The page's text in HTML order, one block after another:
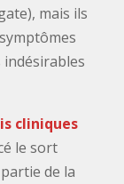
mais ils
indésirables
cliniques
le sort
de la